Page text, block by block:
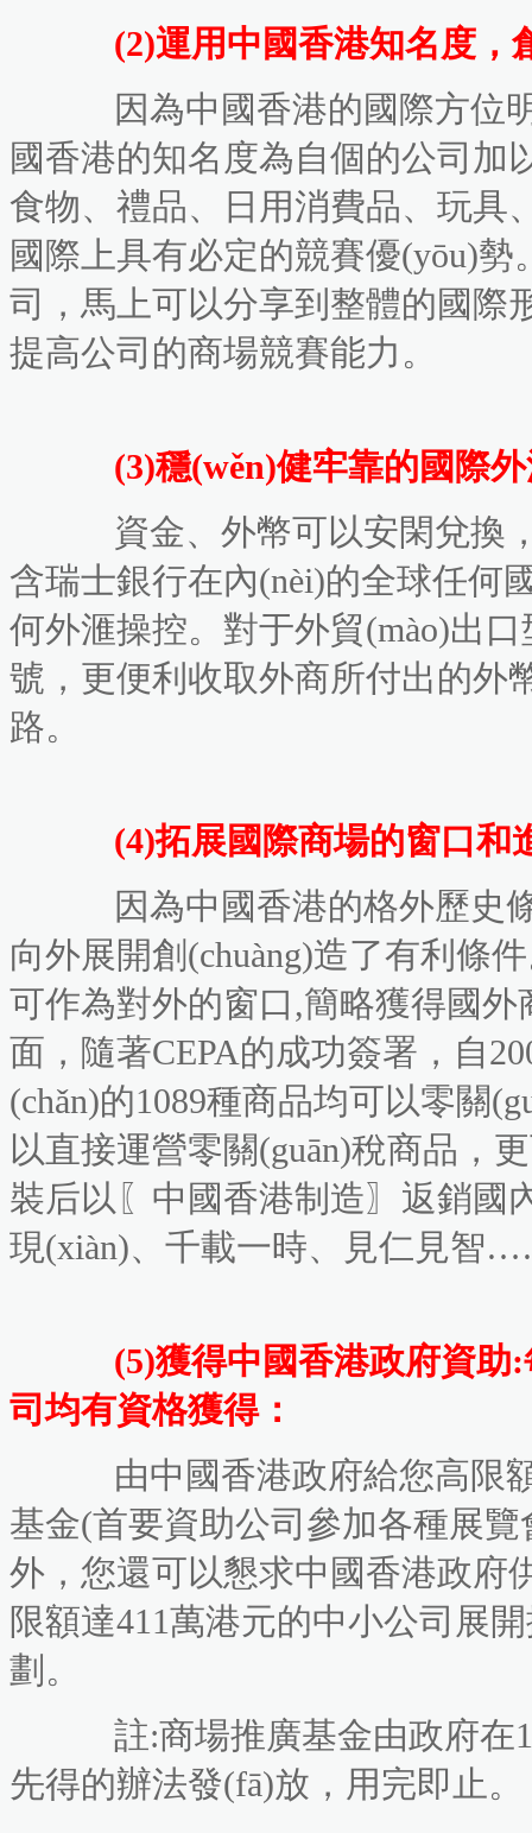
(2)運用中國香港知名度
因為中國香港的國際方位明顯
國香港的知名度為自個的公司加以
食物、禮品、日用消費品、
國際上具有必定的競賽優(yōu)勢
司，馬上可以分享到整體的國
提高公司的商場競賽能力。
(3)穩(wěn)健牢靠的國際外
資金、外幣可以安閑兌
含瑞士銀行在內(nèi)的全球任何國
何外滙操控。對于外貿(mào)出口
號，更便利收取外商所付出的
路。
(4)拓展國際商場的窗口和
因為中國香港的格外歷史條
向外展開創(chuàng)造了有利條件
可作為對外的窗口,簡略獲得國外商
面，隨著CEPA的成功簽署，
(chǎn)的1089種商品均可以零關
以直接運營零關(guān)稅商品，
裝后以〖中國香港制造〗返銷國
現(xiàn)、千載一時、見仁見智
(5)獲得中國香港政府資助:
司均有資格獲得：
由中國香港政府給您高限額
基金(首要資助公司參加各種展覽
外，您還可以懇求中國香港政府
限額達411萬港元的中小公司展
劃。
註:商場推廣基金由政府在
先得的辦法發(fā)放，用完即止。